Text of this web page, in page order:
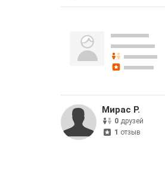
Мирас Р.
0 друзей
1 отзыв